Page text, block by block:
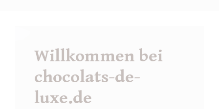
Willkommen bei
chocolats-de-
luxe.de